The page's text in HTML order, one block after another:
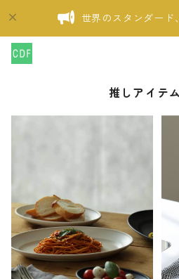
世界のスタンダード
推しアイテ